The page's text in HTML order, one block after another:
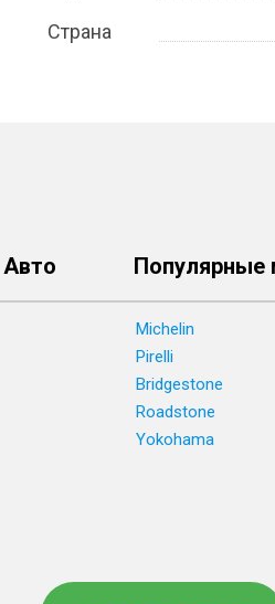
Страна
Авто Популярные
Michelin
Pirelli
Bridgestone
Roadstone
Yokohama